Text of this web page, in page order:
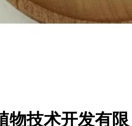
物技术开发有限